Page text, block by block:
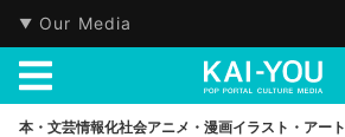
Our Media
本・文芸情報化社会アニメ・漫画イラスト・アート